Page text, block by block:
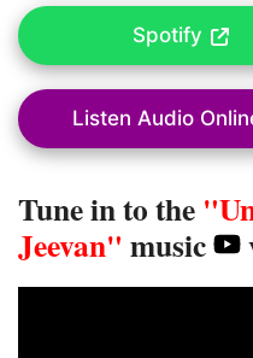
Spotify
Listen Audio
Tune in to the
Jeevan" music